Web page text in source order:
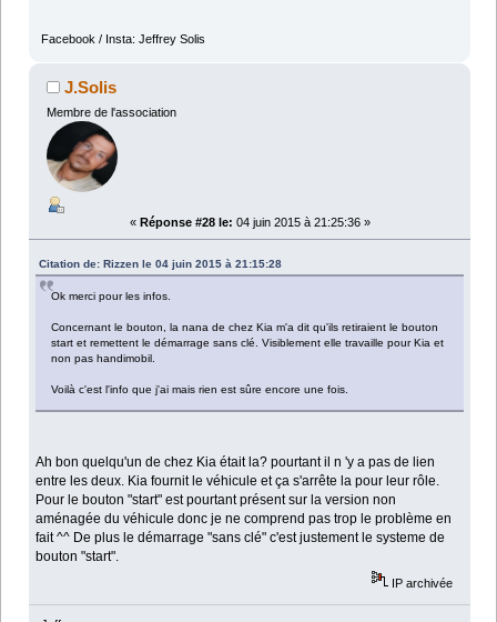
Facebook / Insta: Jeffrey Solis
J.Solis
Membre de l'association
« Réponse #28 le: 04 juin 2015 à 21:25:36 »
Citation de: Rizzen le 04 juin 2015 à 21:15:28
Ok merci pour les infos.
Concernant le bouton, la nana de chez Kia m'a dit qu'ils retiraient le bouton
start et remettent le démarrage sans clé. Visiblement elle travaille pour Kia et
non pas handimobil.
Voilà c'est l'info que j'ai mais rien est sûre encore une fois.
Ah bon quelqu'un de chez Kia était la? pourtant il n 'y a pas de lien
entre les deux. Kia fournit le véhicule et ça s'arrête la pour leur rôle.
Pour le bouton "start" est pourtant présent sur la version non
aménagée du véhicule donc je ne comprend pas trop le problème en
fait ^^ De plus le démarrage "sans clé" c'est justement le systeme de
bouton "start".
IP archivée